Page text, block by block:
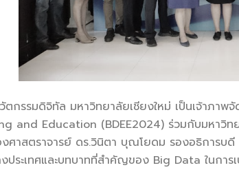
กรรมดิจิทัล มหาวิทยาลัยเชียงใหม่ เป็นเจ้าภา
and Education (BDEE2024) ร่วมกับมหาวิ
งศาสตราจารย์ ดร.วินิตา บุณโยดม รองอธิการบ
ประเทศและบทบาทที่สำคัญของ Big Data ในกา